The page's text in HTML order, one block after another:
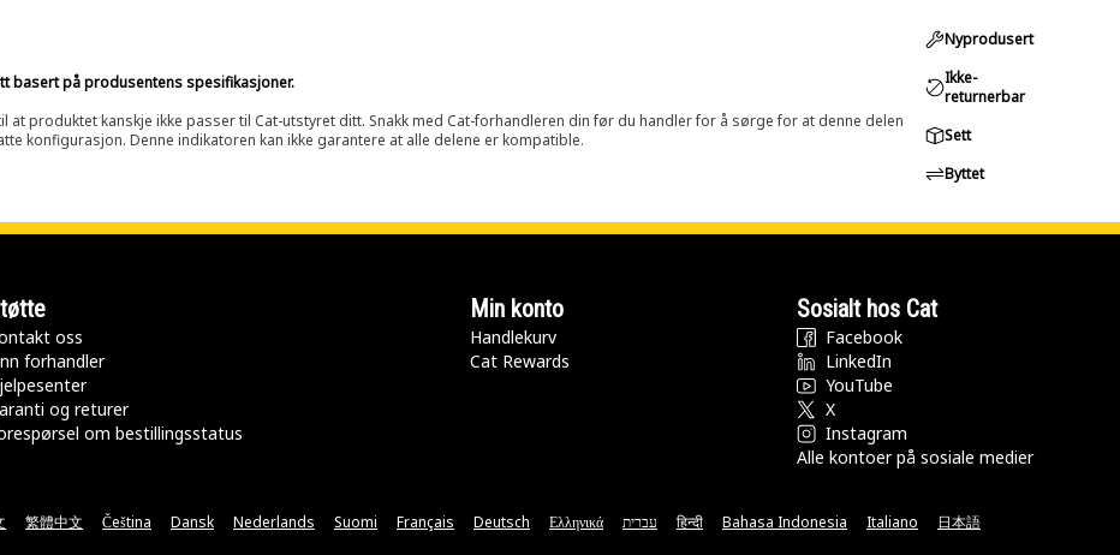
basert på produsentens spesifikasjoner.
produktet kanskje ikke passer til Cat-utstyret ditt. Snakk med Cat-forhandleren din før du handler for å sørge for at denne delen
konfigurasjon. Denne indikatoren kan ikke garantere at alle delene er kompatible.
Nyprodusert
Ikke-
returnerbar
Sett
Byttet
oss
forhandler
og returer
om bestillingsstatus
Min konto
Handlekurv
Cat Rewards
Sosialt hos Cat
Facebook
LinkedIn
YouTube
X
Instagram
Alle kontoer på sosiale medier
繁體中文 Čeština Dansk Nederlands Suomi Français Deutsch Ελληνικά עברית हिन्दी Bahasa Indonesia Italiano 日本語